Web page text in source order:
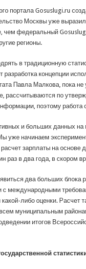
портала Gosuslugi.ru
Москвы уже
федеральный
регионы.
в традиционную
концепции
Павла Малкова, пока
по
поэтому
и больших данных
уже начинаем
зарплаты на
раз в два года, в
два больших
международными
либо оценки.
муниципальным
итогов